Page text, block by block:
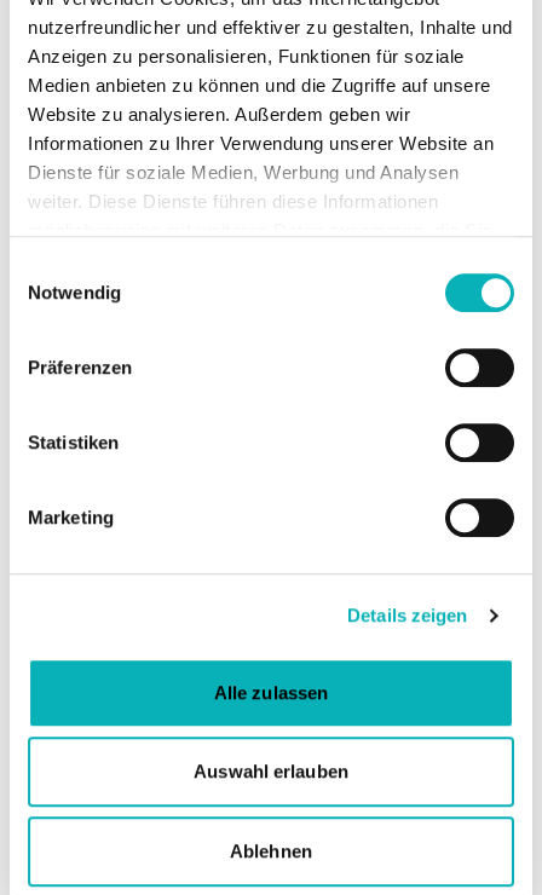
nutzerfreundlicher und effektiver zu gestalten, Inhalte und
Anzeigen zu personalisieren, Funktionen für soziale
Medien anbieten zu können und die Zugriffe auf unsere
Website zu analysieren. Außerdem geben wir
Informationen zu Ihrer Verwendung unserer Website an
Dienste für soziale Medien, Werbung und Analysen
weiter. Diese Dienste führen diese Informationen
Nutzung der Dienste gesammelt haben.
Notwendig
Präferenzen
Statistiken
Marketing
Details zeigen
Alle zulassen
Auswahl erlauben
Ablehnen
Investition entfaltet ihr Potenzial nur, wenn der
Betrieb entsprechend geplant und umgesetzt wird.
Vor diesem Hintergrund übernimmt Energieberatung die
Rolle einer systemischen Planungs- und
Integrationsleistung. Sie verbindet Technik, Mess- und
Datenkonzepte sowie Betriebsführung zu einem
Messkonzept und Datenverfügbarkeit klären:
Moderne Messeinrichtungen (mME) vs. intelligentes
Eigenverbrauch, Komfort, Kosten und Netzbeitrag
Regel- und Steuerlogik verständlich machen:
Prioritäten, Grenzen, Schutzfunktionen, manuelle
Übersteuerung
So entsteht aus einer Sammlung „smarter“ Komponenten
ein betreibbares, nachvollziehbares System – und aus der
technischen Option ein verlässlicher Nutzen im Alltag.
Kurzbeispiel aus der
Praxis